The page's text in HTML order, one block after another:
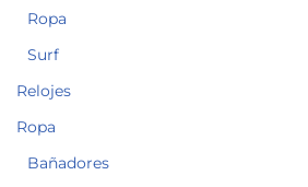
Ropa
Surf
Relojes
Ropa
Bañadores